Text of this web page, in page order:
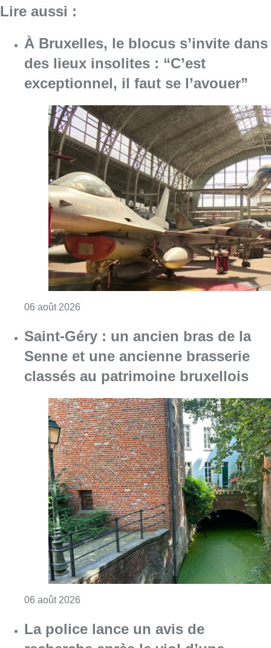
Lire aussi :
À Bruxelles, le blocus s’invite dans
des lieux insolites : “C’est
exceptionnel, il faut se l’avouer”
06 août 2026
Saint-Géry : un ancien bras de la
Senne et une ancienne brasserie
classés au patrimoine bruxellois
06 août 2026
La police lance un avis de